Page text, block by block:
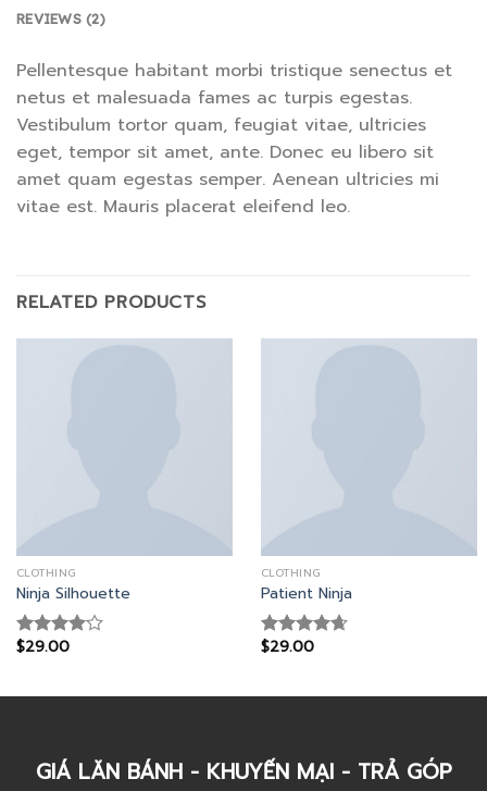
REVIEWS (2)
Pellentesque habitant morbi tristique senectus et
netus et malesuada fames ac turpis egestas.
Vestibulum tortor quam, feugiat vitae, ultricies
eget, tempor sit amet, ante. Donec eu libero sit
amet quam egestas semper. Aenean ultricies mi
vitae est. Mauris placerat eleifend leo.
RELATED PRODUCTS
CLOTHING
Ninja Silhouette
Rated
$29.00
CLOTHING
Patient Ninja
Rated4.67
$29.00
GIÁ LĂN BÁNH - KHUYẾN MẠI - TRẢ GÓP